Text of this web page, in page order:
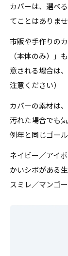
カバーは、選べ
てことはありませ
市販や手作りの
（本体のみ）」
意される場合は
注意ください）
カバーの素材は
汚れた場合でも
例年と同じゴー
ネイビー／アイ
かいシボがある生
スミレ／マンゴ